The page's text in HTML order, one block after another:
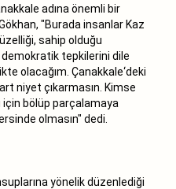
adına önemli bir
"Burada insanlar Kaz
sahip olduğu
tepkilerini dile
olacağım. Çanakkale‘deki
niyet çıkarmasın. Kimse
için bölüp parçalamaya
olmasın" dedi.
yönelik düzenlediği